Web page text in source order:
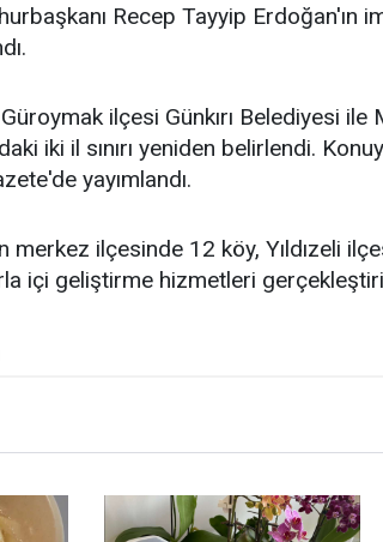
Recep Tayyip Erdoğan'ın
ilçesi Günkırı Belediyesi
iki il sınırı yeniden belirlendi.
yayımlandı.
merkez ilçesinde 12 köy, Yıldızeli
içi geliştirme hizmetleri